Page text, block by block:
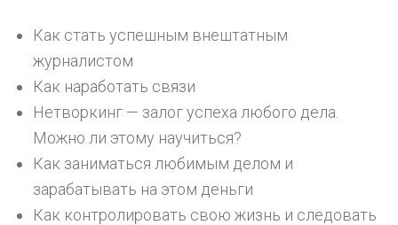
Как стать успешным внештатным
журналистом
Как наработать связи
Нетворкинг — залог успеха любого дела.
Можно ли этому научиться?
Как заниматься любимым делом и
зарабатывать на этом деньги
Как контролировать свою жизнь и следовать